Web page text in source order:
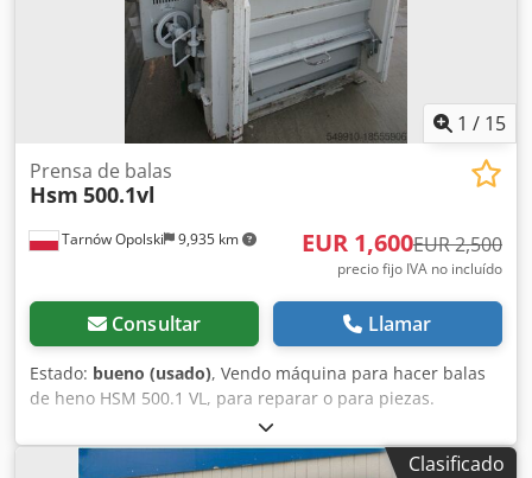
1 / 15
Tarnów Opolski 9,935 km
Prensa de balas
Hsm 500.1vl
EUR 1,600EUR 2,500
precio fijo IVA no incluído
Consultar Llamar
Estado: bueno (usado), Vendo máquina para hacer balas
de heno HSM 500.1 VL, para reparar o para piezas.
Clasificado